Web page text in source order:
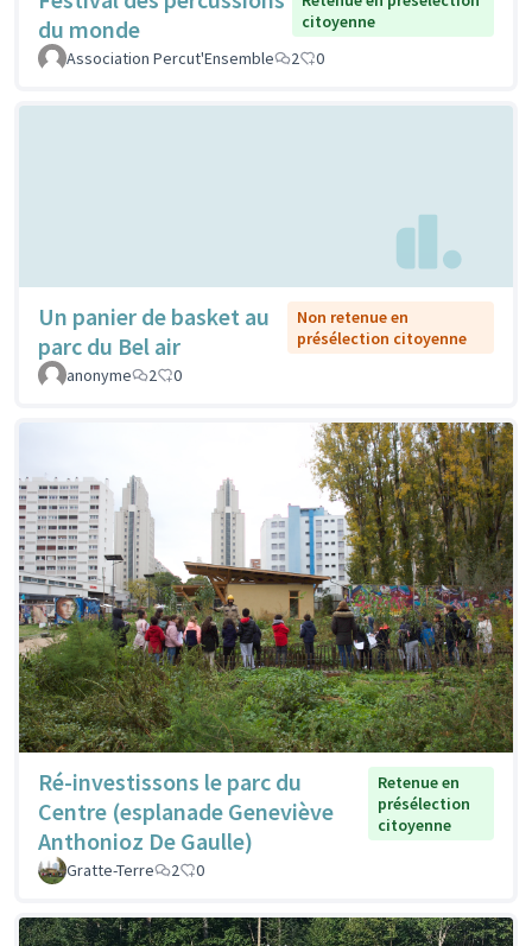
du monde
citoyenne
Association Percut'Ensemble
2 0
Un panier de basket au
parc du Bel air
Non retenue en
présélection citoyenne
anonyme
2 0
Ré-investissons le parc du
Centre (esplanade Geneviève
Anthonioz De Gaulle)
Retenue en
présélection
citoyenne
Gratte-Terre 2 0